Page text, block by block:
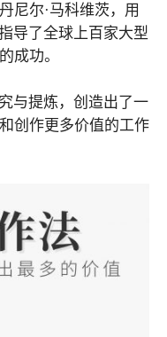
尼尔·马科维茨，用
导了全球上百家大型
成功。
与提炼，创造出了一
创作更多价值的工作